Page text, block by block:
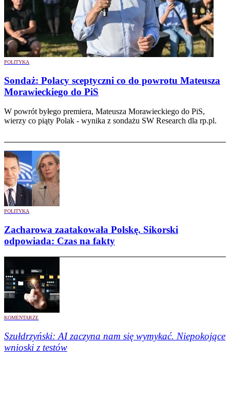
POLITYKA
Sondaż: Polacy sceptyczni co do powrotu Mateusza
Morawieckiego do PiS
W powrót byłego premiera, Mateusza Morawieckiego do PiS,
wierzy co piąty Polak - wynika z sondażu SW Research dla rp.pl.
POLITYKA
Zacharowa zaatakowała Polskę. Sikorski
odpowiada: Czas na fakty
KOMENTARZE
Szułdrzyński: AI zaczyna nam się wymykać. Niepokojące
wnioski z testów